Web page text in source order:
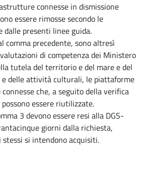
connesse in dismissione
essere rimosse secondo le
dalle presenti linee guida.
comma precedente, sono altresì
di competenza dei Ministero
tutela del territorio e del mare e del
e delle attività culturali, le piattaforme
che, a seguito della verifica
essere riutilizzate.
3 devono essere resi alla DGS-
giorni dalla richiesta,
si intendono acquisiti.